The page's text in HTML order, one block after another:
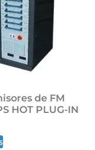
de FM
HOT PLUG-IN